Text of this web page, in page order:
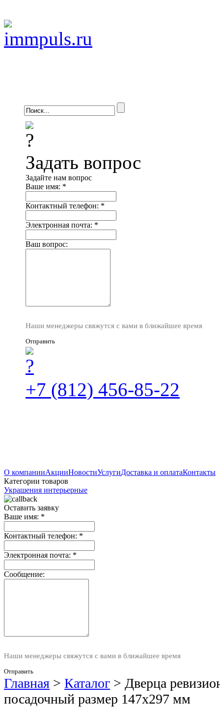
Задать вопрос
Задайте нам вопрос
Ваше имя: *
Контактный телефон: *
Электронная почта: *
Ваш вопрос:
Наши менеджеры свяжутся с вами в ближайшее время
Отправить
+7 (812) 456-85-22
О компанииАкцииНовостиУслугиДоставка и оплатаКонтакты
Категории товаров
Украшения интерьерные
Оставить заявку
Ваше имя: *
Контактный телефон: *
Электронная почта: *
Сообщение:
Наши менеджеры свяжутся с вами в ближайшее время
Отправить
Главная > Каталог > Дверца
посадочный размер 147х297 мм